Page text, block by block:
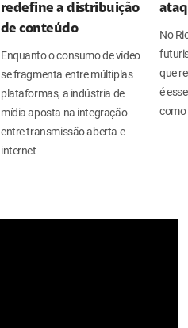
redefine a distribuição
de conteúdo
Enquanto o consumo de vídeo
se fragmenta entre múltiplas
plataformas, a indústria de
mídia aposta na integração
entre transmissão aberta e
internet
No
que
é
como